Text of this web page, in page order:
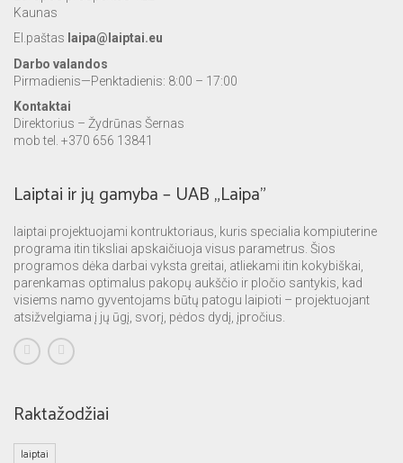
Kaunas
El.paštas laipa@laiptai.eu
Darbo valandos
Pirmadienis—Penktadienis: 8:00 – 17:00
Kontaktai
Direktorius – Žydrūnas Šernas
mob tel. +370 656 13841
Laiptai ir jų gamyba – UAB „Laipa”
laiptai projektuojami kontruktoriaus, kuris specialia kompiuterine
programa itin tiksliai apskaičiuoja visus parametrus. Šios
programos dėka darbai vyksta greitai, atliekami itin kokybiškai,
parenkamas optimalus pakopų aukščio ir pločio santykis, kad
visiems namo gyventojams būtų patogu laipioti – projektuojant
atsižvelgiama į jų ūgį, svorį, pėdos dydį, įpročius.
Raktažodžiai
laiptai